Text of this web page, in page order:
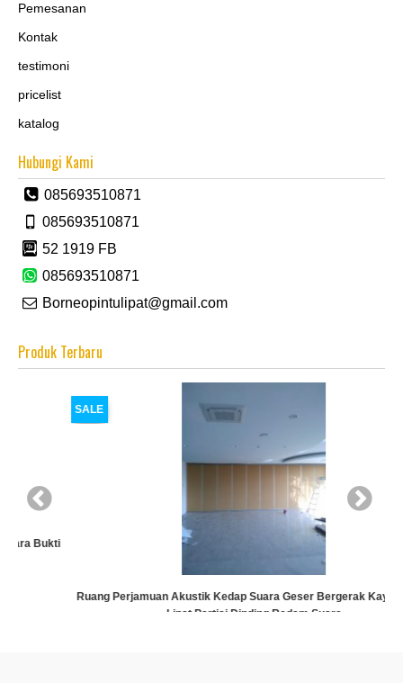
Pemesanan
Kontak
testimoni
pricelist
katalog
Hubungi Kami
085693510871
085693510871
52 1919 FB
085693510871
Borneopintulipat@gmail.com
Produk Terbaru
Ruang Perjamuan Akustik Kedap Suara Geser Bergerak Kayu Ruang
Lipat Partisi Dinding Redam Suara